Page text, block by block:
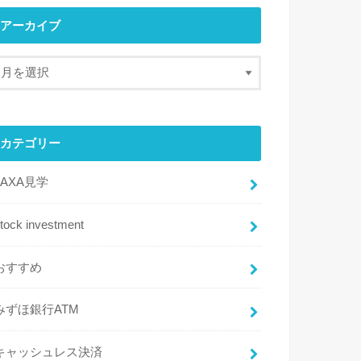
アーカイブ
カテゴリー
見学
investment
すすめ
ずほ銀行ATM
ャッシュレス決済